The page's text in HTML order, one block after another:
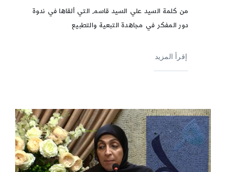
من كلمة السيد علي السيد قاسم التي ألقاها في ندوة
دور المفكر في مجاهدة التبعية والتطبيع
إقرأ المزيد